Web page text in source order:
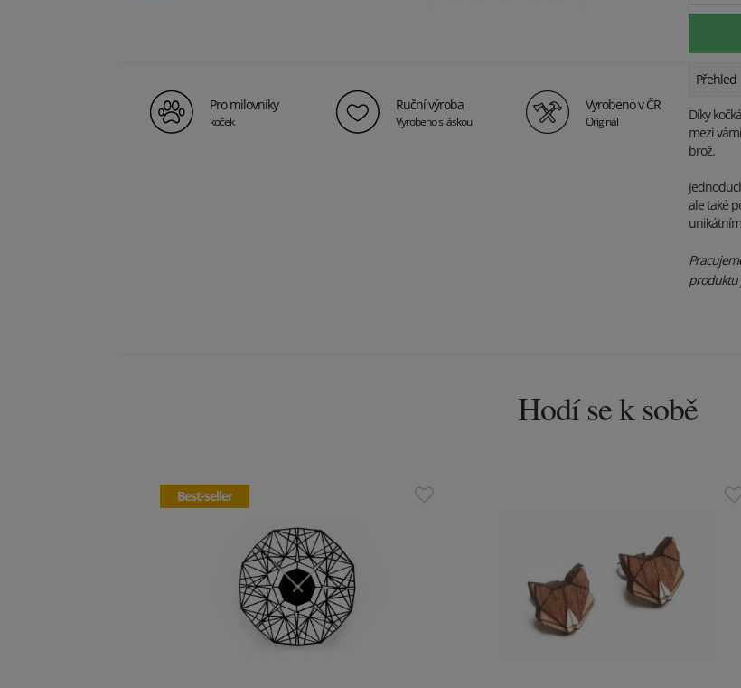
Pro milovníky
koček
Ruční výroba
Vyrobeno s láskou
Vyrobeno v ČR
Originál
Přehled
Díky
mezi
brož.
ale také
produktu
Hodí se k sobě
Best-seller